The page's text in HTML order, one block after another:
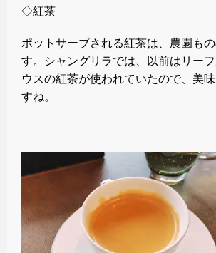
◇紅茶
ポットサーブされる紅茶は、農園も
す。シャングリラでは、以前はリー
ウスの紅茶が使われていたので、美
すね。